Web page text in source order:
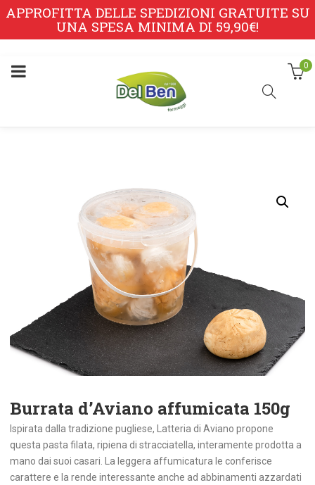
APPROFITTA DELLE SPEDIZIONI GRATUITE SU
UNA SPESA MINIMA DI 59,90€!
0
Burrata d’Aviano affumicata 150g
Ispirata dalla tradizione pugliese, Latteria di Aviano propone
questa pasta filata, ripiena di stracciatella, interamente prodotta a
mano dai suoi casari. La leggera affumicatura le conferisce
carattere e la rende interessante anche ad abbinamenti azzardati